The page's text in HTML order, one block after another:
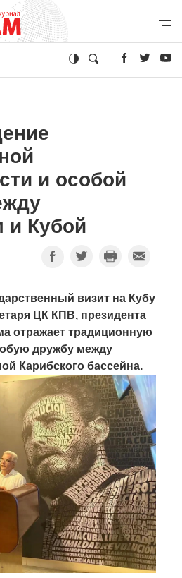
и особой
и Кубой
визит на Кубу
ЦК КПВ, президента
отражает традиционную
дружбу между
Карибского бассейна.